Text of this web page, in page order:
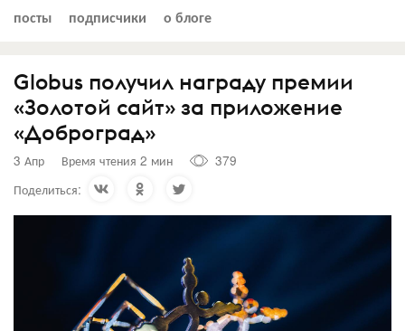
посты подписчики о блоге
Globus получил награду премии
«Золотой сайт» за приложение
«Доброград»
3 Апр Время чтения 2 мин
379
Поделиться: